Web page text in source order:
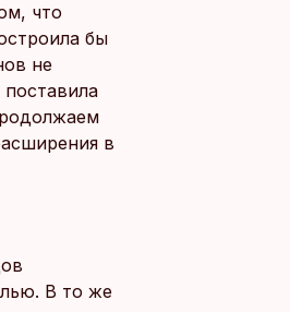
что
бы
не
поставила
в
В то же